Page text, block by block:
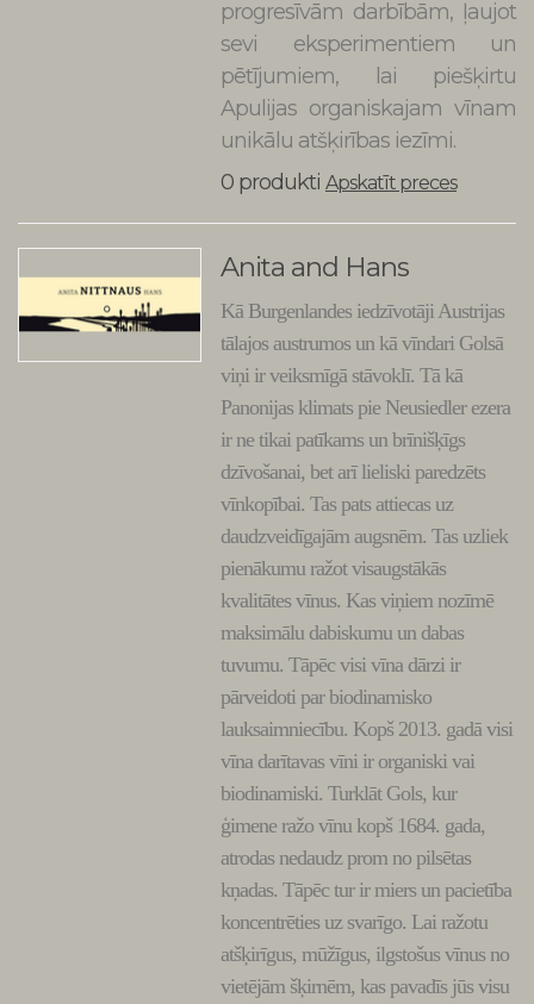
progresīvām darbībām, ļaujot
sevi eksperimentiem un
pētījumiem, lai piešķirtu
Apulijas organiskajam vīnam
unikālu atšķirības iezīmi.
0 produkti Apskatīt preces
Anita and Hans
Nittnaus
Kā Burgenlandes iedzīvotāji Austrijas
tālajos austrumos un kā vīndari Golsā
viņi ir veiksmīgā stāvoklī. Tā kā
Panonijas klimats pie Neusiedler ezera
ir ne tikai patīkams un brīnišķīgs
dzīvošanai, bet arī lieliski paredzēts
vīnkopībai. Tas pats attiecas uz
daudzveidīgajām augsnēm. Tas uzliek
pienākumu ražot visaugstākās
kvalitātes vīnus. Kas viņiem nozīmē
maksimālu dabiskumu un dabas
tuvumu. Tāpēc visi vīna dārzi ir
pārveidoti par biodinamisko
lauksaimniecību. Kopš 2013. gadā visi
vīna darītavas vīni ir organiski vai
biodinamiski. Turklāt Gols, kur
ģimene ražo vīnu kopš 1684. gada,
atrodas nedaudz prom no pilsētas
kņadas. Tāpēc tur ir miers un pacietība
koncentrēties uz svarīgo. Lai ražotu
atšķirīgus, mūžīgus, ilgstošus vīnus no
vietējām šķirnēm, kas pavadīs jūs visu